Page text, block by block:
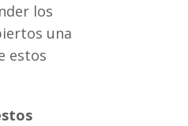
los
una
estos